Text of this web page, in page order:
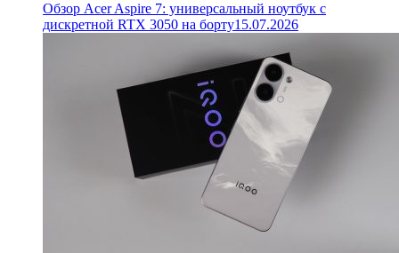
Обзор Acer Aspire 7: универсальный ноутбук с
дискретной RTX 3050 на борту15.07.2026